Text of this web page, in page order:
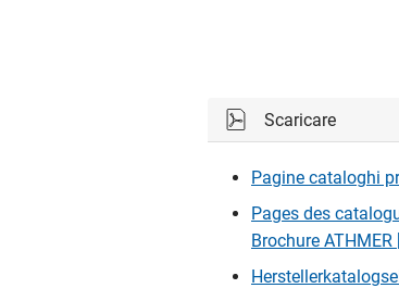
Scaricare
Pagine cataloghi
Pages des
Brochure ATHMER